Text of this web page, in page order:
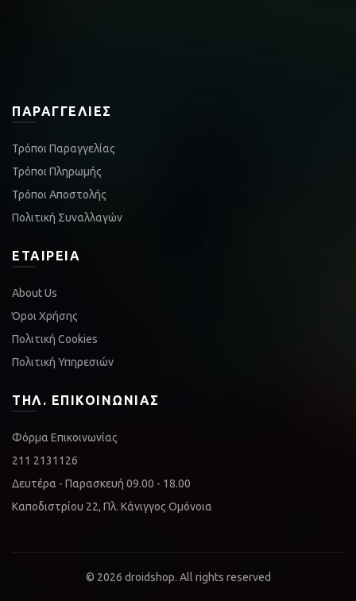
ΠΑΡΑΓΓΕΛΊΕΣ
Τρόποι Παραγγελίας
Τρόποι Πληρωμής
Τρόποι Αποστολής
Πολιτική Συναλλαγών
ΕΤΑΙΡΕΊΑ
About Us
Όροι Χρήσης
Πολιτική Cookies
Πολιτική Υπηρεσιών
ΤΗΛ. ΕΠΙΚΟΙΝΩΝΊΑΣ
Φόρμα Επικοινωνίας
211 2131126
Δευτέρα - Παρασκευή 09.00 - 18.00
Καποδιστρίου 22, Πλ. Κάνιγγος Ομόνοια
© 2026 droidshop. All rights reserved